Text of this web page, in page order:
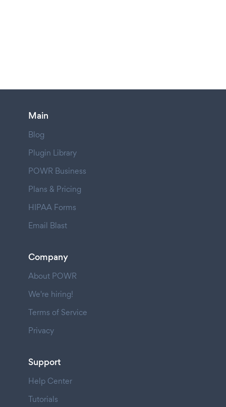
Main
Blog
Plugin Library
POWR Business
Plans & Pricing
HIPAA Forms
Email Blast
Company
About POWR
We're hiring!
Terms of Service
Privacy
Support
Help Center
Tutorials